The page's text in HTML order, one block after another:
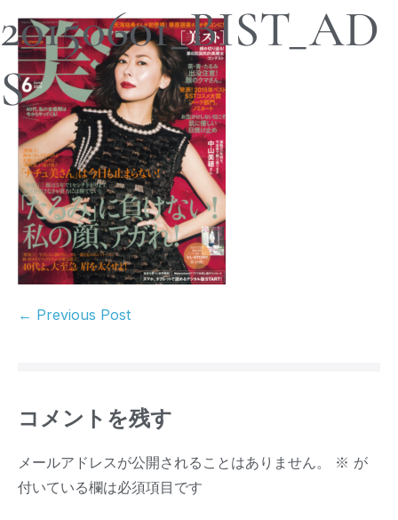
20150601_BIST_AD
S
← Previous Post
コメントを残す
メールアドレスが公開されることはありません。 ※ が
付いている欄は必須項目です